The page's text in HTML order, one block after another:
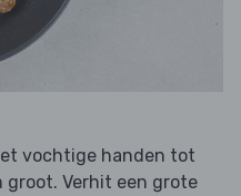
vochtige handen tot
groot. Verhit een grote